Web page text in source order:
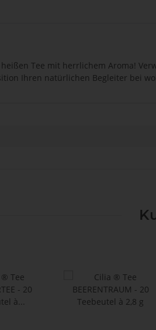
Tee mit herrlichem Aroma!
Ihren natürlichen Begleiter bei